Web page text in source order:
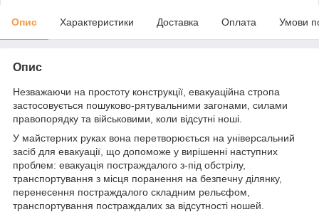
Опис Характеристики Доставка Оплата Умови
Опис
Незважаючи на простоту конструкції, евакуаційна стропа
застосовується пошуково-рятувальними загонами, силами
правопорядку та військовими, коли відсутні ноші.
У майстерних руках вона перетворюється на універсальний
засіб для евакуації, що допоможе у вирішенні наступних
проблем: евакуація постраждалого з-під обстрілу,
транспортування з місця поранення на безпечну ділянку,
перенесення постраждалого складним рельєфом,
транспортування постраждалих за відсутності ношей.